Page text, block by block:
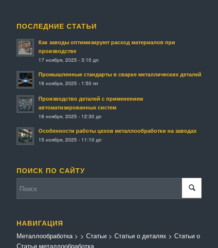
ПОСЛЕДНИЕ СТАТЬИ
Как заводы оптимизируют расход материалов при
производстве
17 ноября, 2025 - 3:10 дп
Промышленные стандарты в сварке металлических деталей
16 ноября, 2025 - 1:50 пп
Производство деталей с применением
автоматизированных систем
16 ноября, 2025 - 12:30 дп
Особенности работы цехов металлообработки на заводах
15 ноября, 2025 - 11:10 дп
ПОИСК ПО САЙТУ
НАВИГАЦИЯ
Металлообработка>
Статьи металлообработка
> Статьи> Статьи о деталях > Статьи о